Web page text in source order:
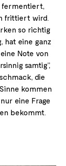
fermentiert,
frittiert wird.
so richtig
hat eine ganz
Note von
samtig”,
die
kommen
eine Frage
bekommt.